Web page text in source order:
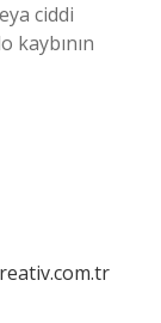
ciddi
kaybının